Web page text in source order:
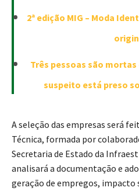
2ª edição MIG – Moda
Três pessoas são
suspeito está preso
A seleção das empresas será
Técnica, formada por
Secretaria de Estado da
analisará a documentação e
geração de empregos,